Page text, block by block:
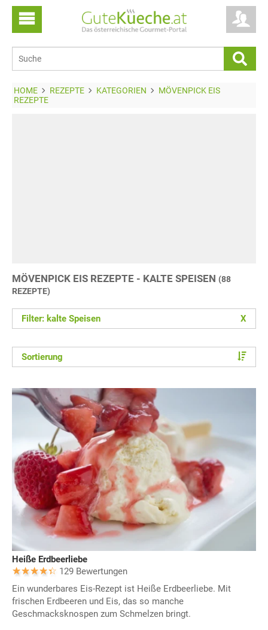
HOME REZEPTE KATEGORIEN
MÖVENPICK EIS
REZEPTE
MÖVENPICK EIS REZEPTE - KALTE SPEISEN (88
REZEPTE)
Filter: kalte Speisen X
Sortierung
Heiße Erdbeerliebe
129 Bewertungen
Ein wunderbares Eis-Rezept ist Heiße Erdbeerliebe. Mit
frischen Erdbeeren und Eis, das so manche
Geschmacksknospen zum Schmelzen bringt.